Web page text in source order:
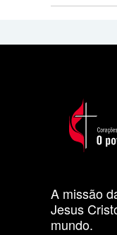
A missão
Jesus
mundo.